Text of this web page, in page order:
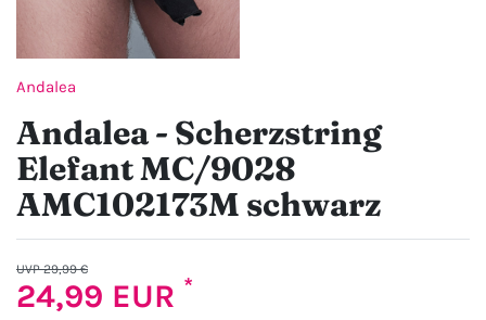
Andalea
Andalea - Scherzstring
Elefant MC/9028
AMC102173M schwarz
UVP 29,99 €
24,99 EUR *